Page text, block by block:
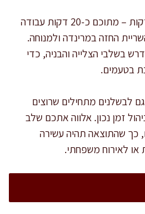
זמן ההכנה הכולל הוא כ-50 דקות – מתוכם כ-20 דקות עבודה
החזה במרינדה ולמנוחה.
בשלבי הצלייה והבניה, כדי
בטעמים.
לבשלנים מתחילים שרוצים
זמן נכון. אלווה אתכם שלב
כך שהתוצאה תהיה עשירה
או לאירוח משפחתי.